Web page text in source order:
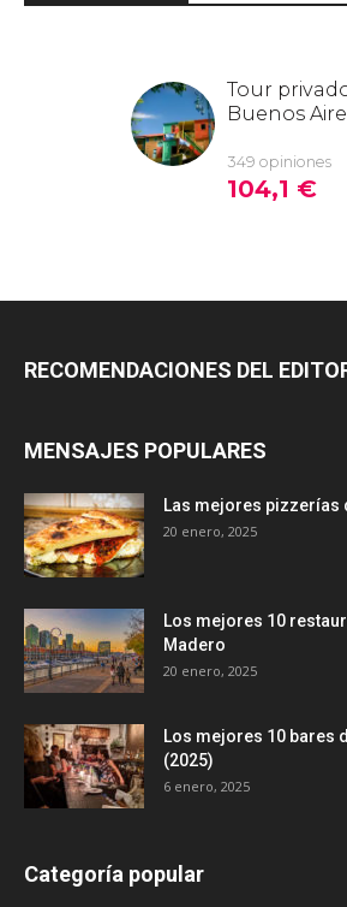
RECOMENDACIONES DEL
MENSAJES POPULARES
Las mejores pizzerías
20 enero, 2025
Los mejores 10
Madero
20 enero, 2025
Los mejores 10 bares
(2025)
6 enero, 2025
Categoría popular